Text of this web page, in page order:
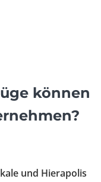
können
und Hierapolis